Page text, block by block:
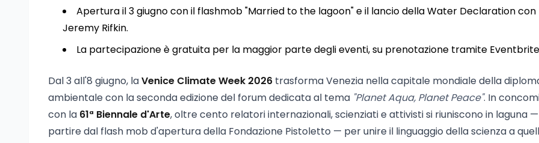
Apertura il 3 giugno con il flashmob "Married to the lagoon" e il lancio della Water Declaration con
Jeremy Rifkin.
La partecipazione è gratuita per la maggior parte degli eventi, su prenotazione tramite
Dal 3 all'8 giugno, laVenice Climate Week 2026 trasforma Venezia nella capitale mondiale della
ambientale con la seconda edizione del forum dedicata al tema "Planet Aqua, Planet Peace". In
con la 61ª Biennale d'Arte, oltre cento relatori internazionali, scienziati e attivisti si riuniscono in laguna
partire dal flash mob d'apertura della Fondazione Pistoletto — per unire il linguaggio della scienza a